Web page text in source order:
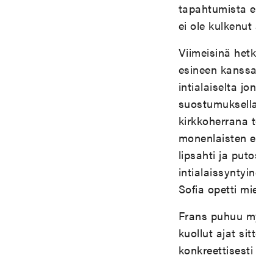
tapahtumista
ei ole
Viimeisinä
esineen
intialaiselta
kirkkoherrana
monenlaisten
lipsahti ja
Sofia opetti
Frans puhuu
kuollut ajat